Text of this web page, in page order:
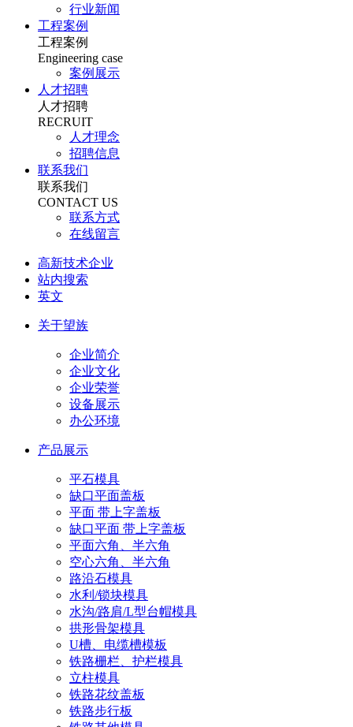
行业新闻
工程案例
工程案例
Engineering case
案例展示
人才招聘
人才招聘
RECRUIT
人才理念
招聘信息
联系我们
联系我们
CONTACT US
联系方式
在线留言
高新技术企业
站内搜索
英文
关于望族
企业简介
企业文化
企业荣誉
设备展示
办公环境
产品展示
平石模具
缺口平面盖板
平面 带上字盖板
缺口平面 带上字盖板
平面六角、半六角
空心六角、半六角
路沿石模具
水利/锁块模具
水沟/路肩/L型台帽模具
拱形骨架模具
U槽、电缆槽模板
铁路栅栏、护栏模具
立柱模具
铁路花纹盖板
铁路步行板